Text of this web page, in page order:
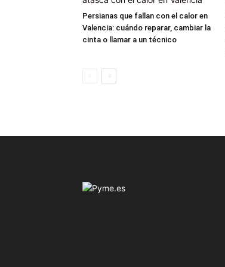
Persianas que fallan con el calor en
Valencia: cuándo reparar, cambiar la
cinta o llamar a un técnico